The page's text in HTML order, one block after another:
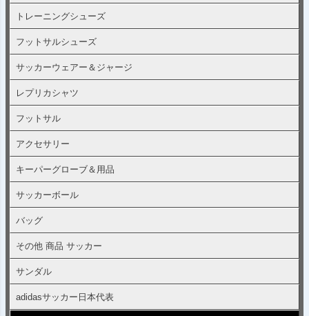
トレーニングシューズ
フットサルシューズ
サッカーウェアー＆ジャージ
レプリカシャツ
フットサル
アクセサリー
キーパーグローブ＆用品
サッカーボール
バッグ
その他 商品 サッカー
サンダル
adidasサッカー日本代表